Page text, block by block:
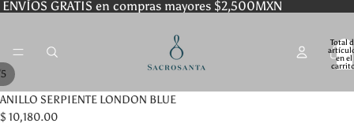
ENVÍOS GRATIS en compras mayores $2,500MXN
Total
en el
5
ANILLO SERPIENTE LONDON BLUE
$ 10,180.00